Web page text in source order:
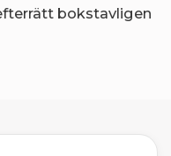
bokstavligen